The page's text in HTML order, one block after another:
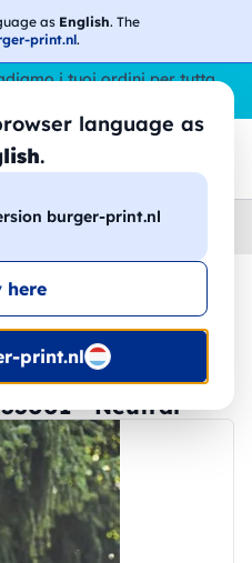
as English. The
print.nl.
language as
.
burger-print.nl
here
print.nl
i tuoi ordini per tutta
- Neutral